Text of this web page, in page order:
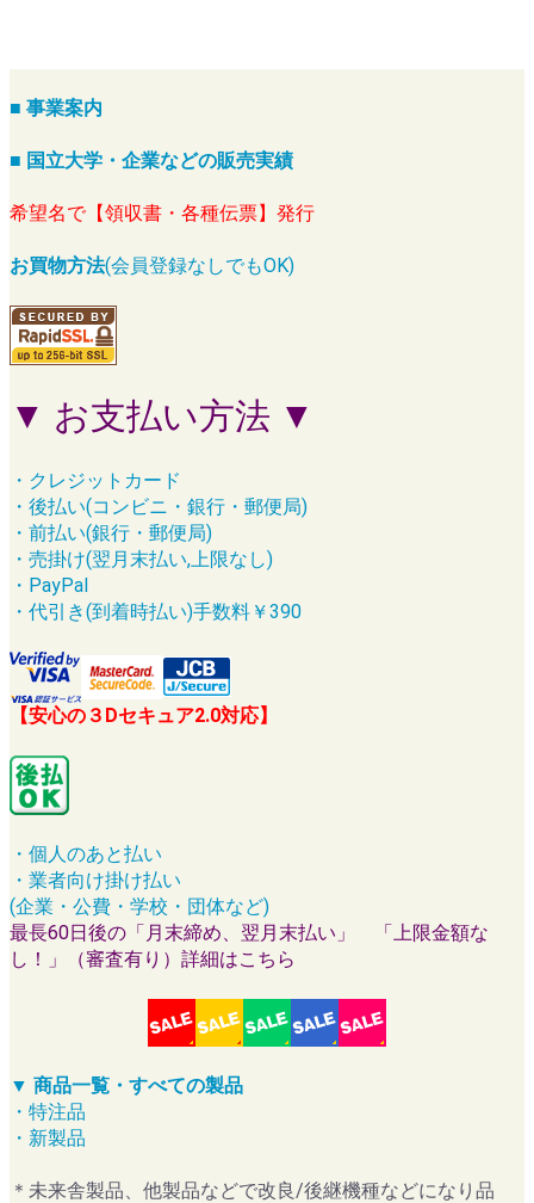
■ 事業案内
■ 国立大学・企業などの販売実績
希望名で【領収書・各種伝票】発行
お買物方法(会員登録なしでもOK)
▼ お支払い方法 ▼
・クレジットカード
・後払い(コンビニ・銀行・郵便局)
・前払い(銀行・郵便局)
・売掛け(翌月末払い,上限なし)
・PayPal
・代引き(到着時払い)手数料￥390
【安心の３Dセキュア2.0対応】
・個人のあと払い
・業者向け掛け払い
(企業・公費・学校・団体など)
最長60日後の「月末締め、翌月末払い」 「上限金額な
し！」（審査有り）詳細はこちら
▼ 商品一覧・すべての製品
・特注品
・新製品
＊未来舎製品、他製品などで改良/後継機種などになり品